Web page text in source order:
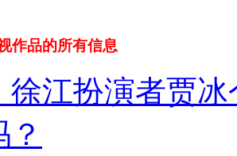
作品的所有信息
徐江扮演者贾